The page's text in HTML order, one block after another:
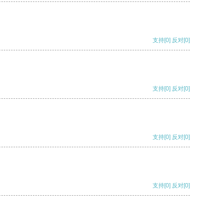
支持[0] 反对[0]
支持[0] 反对[0]
支持[0] 反对[0]
支持[0] 反对[0]